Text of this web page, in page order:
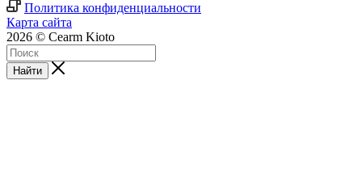
Политика конфиденциальности
Карта сайта
2026 © Cearm Kioto
Найти